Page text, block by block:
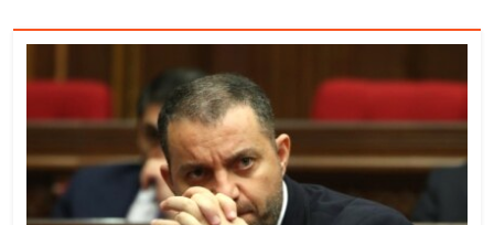
«Ազատության» բոլոր կայքերը